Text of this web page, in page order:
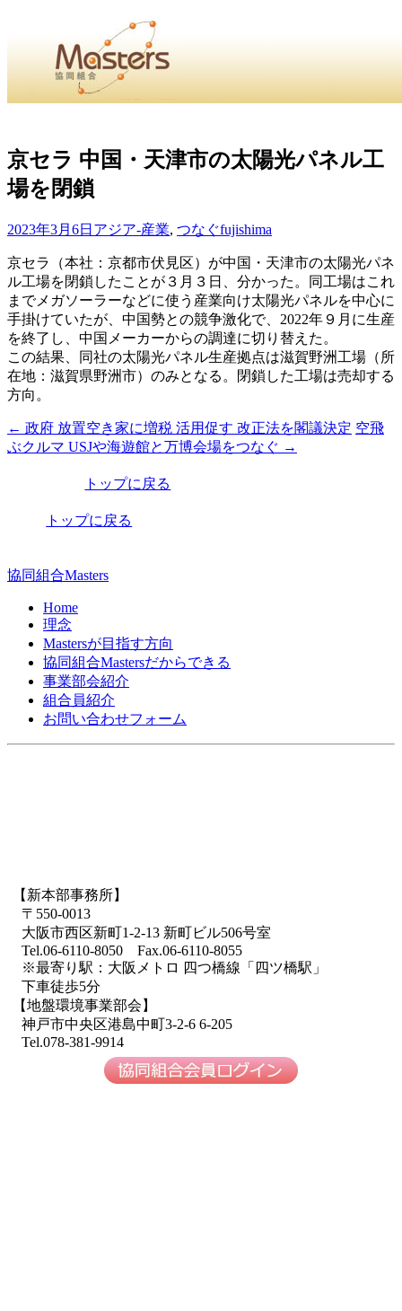
せ・
・Home・ ・理 念・ ・沿 革・ ・組織図・ ・会
協同組合Masters／
国土交通省・経済産業省・農林水産省・厚生労働省 認可
Masters組合員ログイン
京セラ 中国・天津市の太陽光パネル工
場を閉鎖
2023年3月6日 アジア-産業, つなぐfujishima
京セラ（本社：京都市伏見区）が中国・天津市の太陽光パネ
ル工場を閉鎖したことが３月３日、分かった。同工場はこれ
までメガソーラーなどに使う産業向け太陽光パネルを中心に
手掛けていたが、中国勢との競争激化で、2022年９月に生産
を終了し、中国メーカーからの調達に切り替えた。
この結果、同社の太陽光パネル生産拠点は滋賀野洲工場（所
在地：滋賀県野洲市）のみとなる。閉鎖した工場は売却する
方向。
投
稿
ー
← 政府 放置空き家に増税 活用促す 改正法を閣議決定 空飛
ぶクルマ USJや海遊館と万博会場をつなぐ →
トップに戻る
トップに戻る
協同組合Masters
Home
理念
Mastersが目指す方向
協同組合Mastersだからできる
事業部会紹介
組合員紹介
お問い合わせフォーム
【新本部事務所】
〒550-0013
大阪市西区新町1-2-13 新町ビル506号室
Tel.06-6110-8050 Fax.06-6110-8055
※最寄り駅：大阪メトロ 四つ橋線「四ツ橋駅」
下車徒歩5分
【地盤環境事業部会】
神戸市中央区港島中町3-2-6 6-205
Tel.078-381-9914